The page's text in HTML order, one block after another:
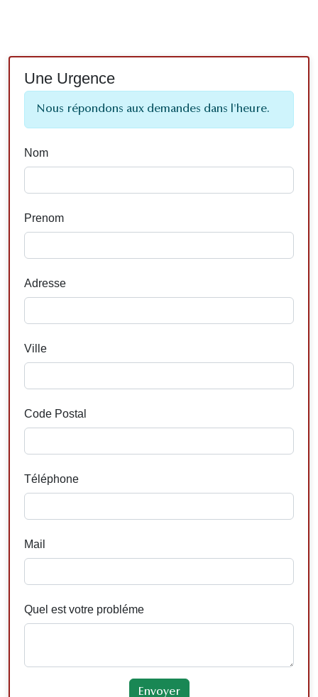
Une Urgence
Nous répondons aux demandes dans l'heure.
Nom
Prenom
Adresse
Ville
Code Postal
Téléphone
Mail
Quel est votre probléme